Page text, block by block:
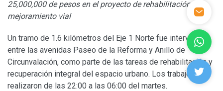
25,000,000 de pesos en el proyecto de rehabilitación y
mejoramiento vial
Un tramo de 1.6 kilómetros del Eje 1 Norte fue intervenido
entre las avenidas Paseo de la Reforma y Anillo de
Circunvalación, como parte de las tareas de rehabilitación y
recuperación integral del espacio urbano. Los trabajos se
realizaron de las 22:00 a las 06:00 del martes.